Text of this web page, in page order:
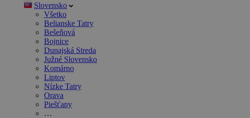
Slovensko
Všetko
Belianske Tatry
Bešeňová
Bojnice
Dunajská Streda
Južné Slovensko
Komárno
Liptov
Nízke Tatry
Orava
Piešťany
…